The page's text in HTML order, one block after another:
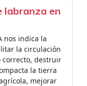
labranza en
nos indica la
la circulación
correcto, destruir
la tierra
mejorar